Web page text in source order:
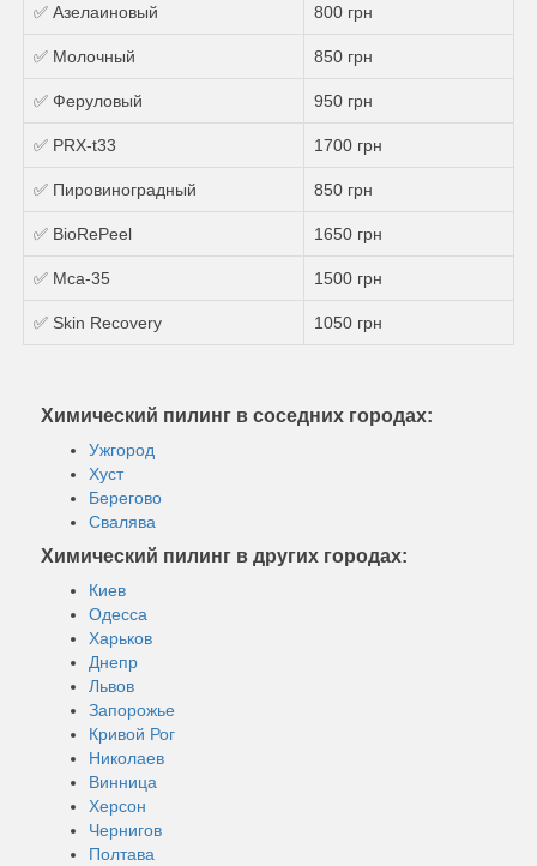
✅ Азелаиновый 800 грн
✅ Молочный 850 грн
✅ Феруловый 950 грн
✅ PRX-t33 1700 грн
✅ Пировиноградный 850 грн
✅ BioRePeel 1650 грн
✅ Mса-35 1500 грн
✅ Skin Recovery 1050 грн
Химический пилинг в соседних городах:
Ужгород
Хуст
Берегово
Свалява
Химический пилинг в других городах:
Киев
Одесса
Харьков
Днепр
Львов
Запорожье
Кривой Рог
Николаев
Винница
Херсон
Чернигов
Полтава